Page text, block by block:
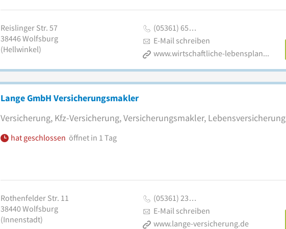
Reislinger Str. 57
38446Wolfsburg
(Hellwinkel)
(05361) 65…
E-Mail schreiben
www.wirtschaftliche-lebensplanung.de
Lange GmbH Versicherungsmakler
Versicherung, Kfz-Versicherung, Versicherungsmakler, Lebensversicherung
hat geschlossen öffnet in 1 Tag
Rothenfelder Str. 11
38440Wolfsburg
(Innenstadt)
(05361) 23…
E-Mail schreiben
www.lange-versicherung.de